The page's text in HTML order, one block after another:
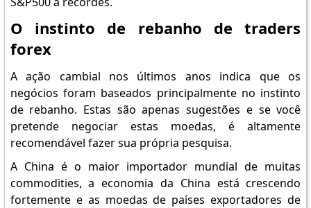
O instinto de rebanho de traders
forex
A ação cambial nos últimos anos indica que os
negócios foram baseados principalmente no instinto
de rebanho. Estas são apenas sugestões e se você
pretende negociar estas moedas, é altamente
recomendável fazer sua própria pesquisa.
A China é o maior importador mundial de muitas
commodities, a economia da China está crescendo
fortemente e as moedas de países exportadores de